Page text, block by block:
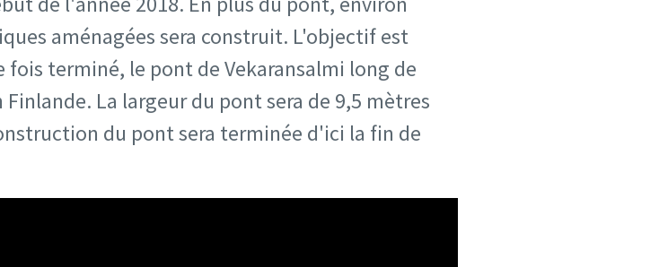
aménagées sera construit. L'objectif est
terminé, le pont de Vekaransalmi long de
La largeur du pont sera de 9,5 mètres
du pont sera terminée d'ici la fin de